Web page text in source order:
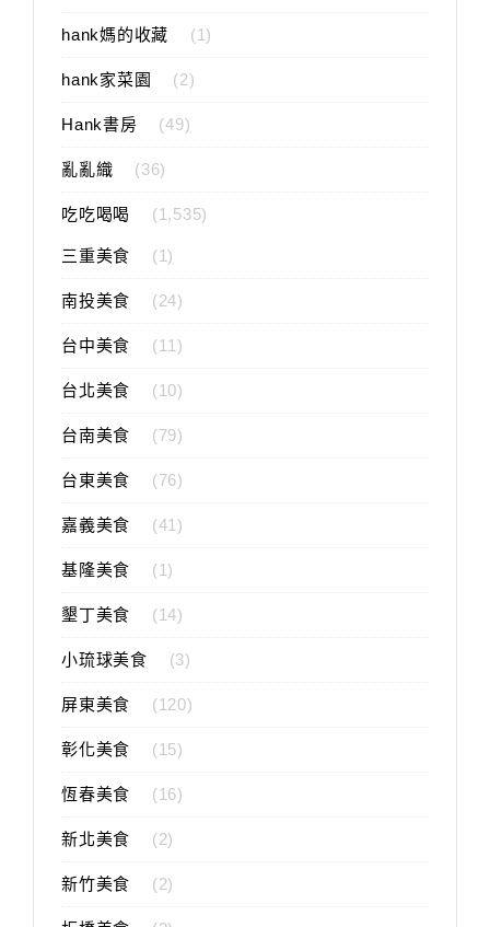
hank媽的收藏 (1)
hank家菜園 (2)
Hank書房 (49)
亂亂織 (36)
吃吃喝喝 (1,535)
三重美食 (1)
南投美食 (24)
台中美食 (11)
台北美食 (10)
台南美食 (79)
台東美食 (76)
嘉義美食 (41)
基隆美食 (1)
墾丁美食 (14)
小琉球美食 (3)
屏東美食 (120)
彰化美食 (15)
恆春美食 (16)
新北美食 (2)
新竹美食 (2)